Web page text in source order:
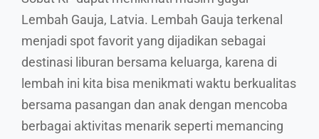
Lembah Gauja, Latvia. Lembah Gauja terkenal
menjadi spot favorit yang dijadikan sebagai
destinasi liburan bersama keluarga, karena di
lembah ini kita bisa menikmati waktu berkualitas
bersama pasangan dan anak dengan mencoba
berbagai aktivitas menarik seperti memancing